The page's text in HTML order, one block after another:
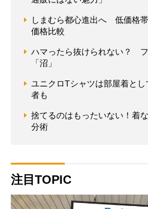
しまむら都心進出へ 低価格
価格比較
ハマったら抜けられない？
「沼」
ユニクロTシャツは部屋着と
者も
捨てるのはもったいない！着
分術
注目TOPIC